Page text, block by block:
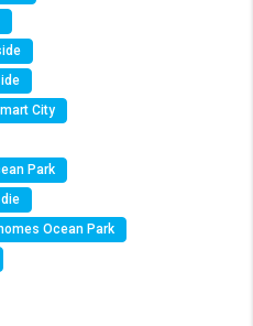
City
Park
Ocean Park